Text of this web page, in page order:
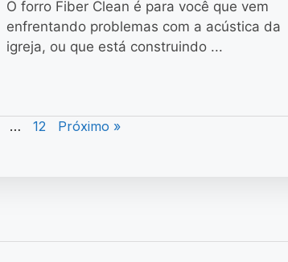
O forro Fiber Clean é para você que vem
enfrentando problemas com a acústica da
igreja, ou que está construindo ...
… 12 Próximo »